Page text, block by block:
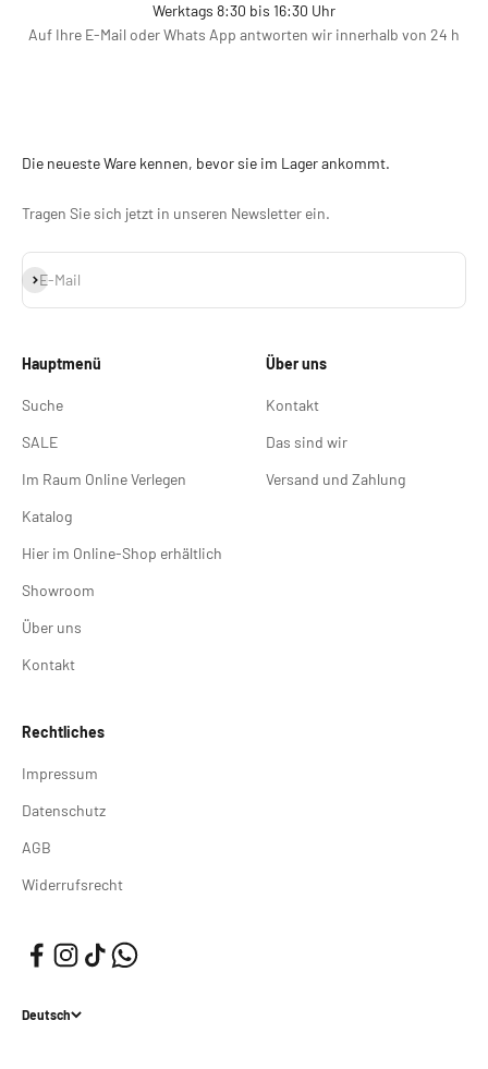
Werktags 8:30 bis 16:30 Uhr
Auf Ihre E-Mail oder Whats App antworten wir innerhalb von 24 h
Die neueste Ware kennen, bevor sie im Lager ankommt.
Tragen Sie sich jetzt in unseren Newsletter ein.
E-Mail
Abonnieren
Hauptmenü
Suche
SALE
Im Raum Online Verlegen
Katalog
Hier im Online-Shop erhältlich
Showroom
Über uns
Kontakt
Über uns
Kontakt
Das sind wir
Versand und Zahlung
Rechtliches
Impressum
Datenschutz
AGB
Widerrufsrecht
Deutsch